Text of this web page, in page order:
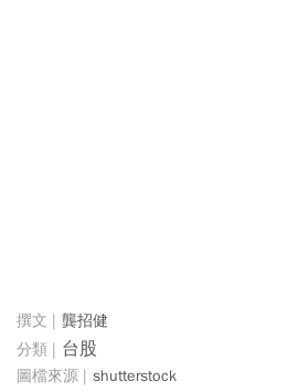
龔招健
台股
shutterstock